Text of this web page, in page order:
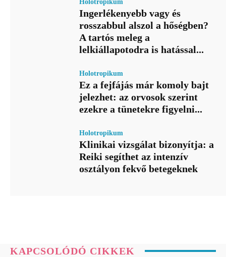
Holotropikum
Ingerlékenyebb vagy és
rosszabbul alszol a hőségben?
A tartós meleg a
lelkiállapotodra is hatással...
Holotropikum
Ez a fejfájás már komoly bajt
jelezhet: az orvosok szerint
ezekre a tünetekre figyelni...
Holotropikum
Klinikai vizsgálat bizonyítja: a
Reiki segíthet az intenzív
osztályon fekvő betegeknek
KAPCSOLÓDÓ CIKKEK